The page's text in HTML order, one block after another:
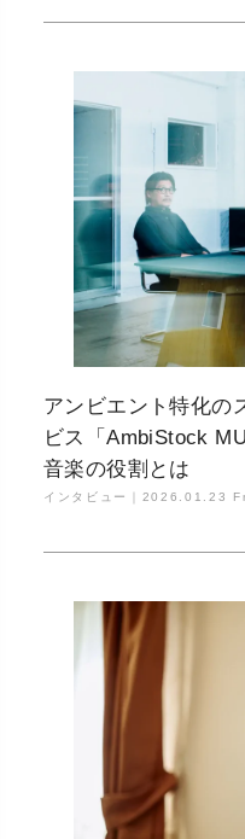
アンビエント特化の
ビス「AmbiStock
音楽の役割とは
インタビュー｜ 2026.01.23